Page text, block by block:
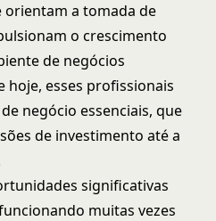
orientam a tomada de
o crescimento
de negócios
esses profissionais
negócio essenciais, que
de investimento até a
significativas
muitas vezes